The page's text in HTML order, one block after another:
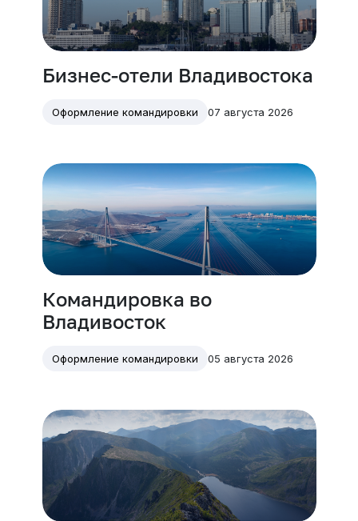
Бизнес-отели Владивостока
Оформление командировки 07 августа 2026
Командировка во
Владивосток
Оформление командировки 05 августа 2026